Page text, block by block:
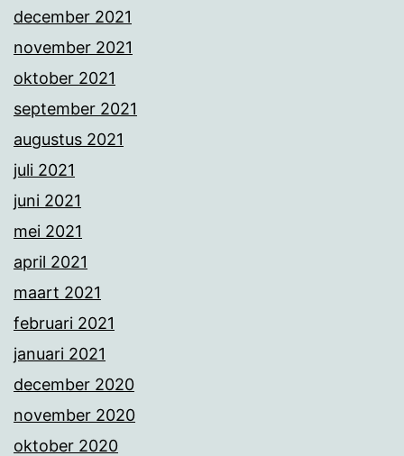
december 2021
november 2021
oktober 2021
september 2021
augustus 2021
juli 2021
juni 2021
mei 2021
april 2021
maart 2021
februari 2021
januari 2021
december 2020
november 2020
oktober 2020